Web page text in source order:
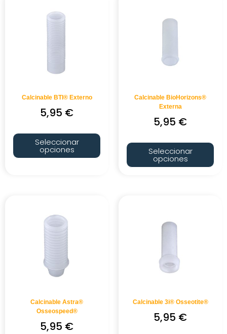
Calcinable BTI® Externo
5,95 €
Seleccionar
opciones
Calcinable BioHorizons®
Externa
5,95 €
Seleccionar
opciones
Calcinable Astra®
Osseospeed®
5,95 €
Calcinable 3i® Osseotite®
5,95 €